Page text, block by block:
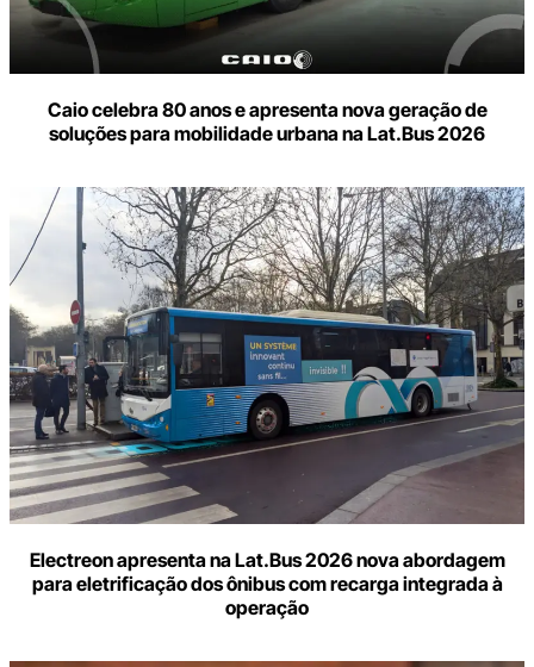
Caio celebra 80 anos e apresenta nova geração de
soluções para mobilidade urbana na Lat.Bus 2026
Electreon apresenta na Lat.Bus 2026 nova abordagem
para eletrificação dos ônibus com recarga integrada à
operação